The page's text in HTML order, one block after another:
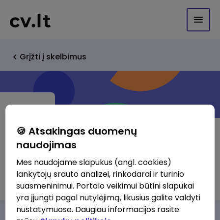
Grįžti į skelbimus
SE SAMPO Life Insurance Baltic
Lietuvos filialas
🍪 Atsakingas duomenų
naudojimas
Mes naudojame slapukus (angl. cookies)
lankytojų srauto analizei, rinkodarai ir turinio
suasmeninimui. Portalo veikimui būtini slapukai
yra įjungti pagal nutylėjimą, likusius galite valdyti
nustatymuose. Daugiau informacijos rasite